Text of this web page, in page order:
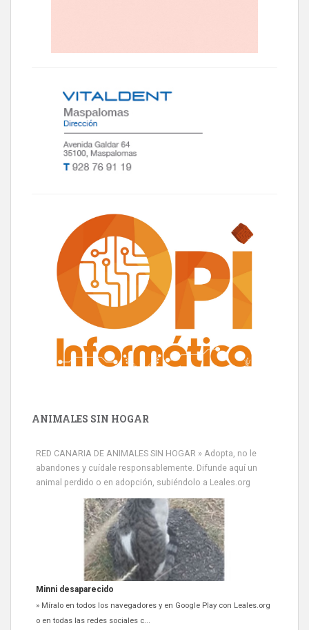
ANIMALES SIN HOGAR
RED CANARIA DE ANIMALES SIN HOGAR » Adopta, no le
abandones y cuídale responsablemente. Difunde aquí un
animal perdido o en adopción, subiéndolo a Leales.org
Minni desaparecido
» Míralo en todos los navegadores y en Google Play con Leales.org
o en todas las redes sociales c...